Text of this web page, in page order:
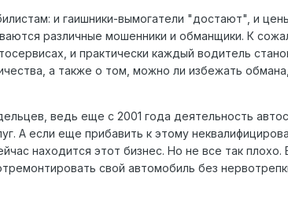
и гаишники-вымогатели "достают", и
различные мошенники и обманщики. К
и практически каждый водитель
а также о том, можно ли избежать
ведь еще с 2001 года деятельность
А если еще прибавить к этому
находится этот бизнес. Но не все так плохо.
свой автомобиль без